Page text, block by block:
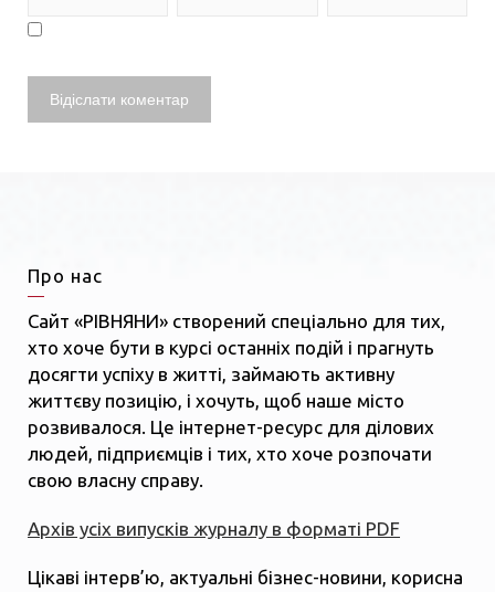
Про нас
Сайт «РІВНЯНИ» створений спеціально для тих,
хто хоче бути в курсі останніх подій і прагнуть
досягти успіху в житті, займають активну
життєву позицію, і хочуть, щоб наше місто
розвивалося. Це інтернет-ресурс для ділових
людей, підприємців і тих, хто хоче розпочати
свою власну справу.
Архів усіх випусків журналу в форматі PDF
Цікаві інтерв’ю, актуальні бізнес-новини, корисна